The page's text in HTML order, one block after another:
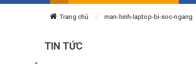
Trang chủ man-hinh-laptop-bi-soc-ngang
TIN TỨC